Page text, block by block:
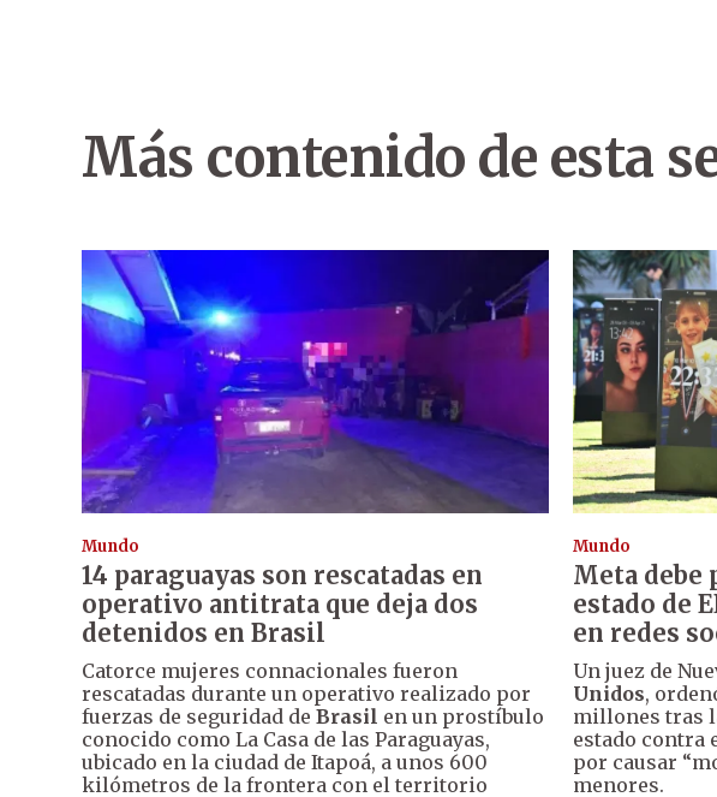
Más contenido de esta
Mundo
14 paraguayas son rescatadas en
operativo antitrata que deja dos
detenidos en Brasil
Catorce mujeres connacionales fueron
rescatadas durante un operativo realizado por
fuerzas de seguridad de Brasil en un prostíbulo
conocido como La Casa de las Paraguayas,
ubicado en la ciudad de Itapoá, a unos 600
kilómetros de la frontera con el territorio
Mundo
Meta debe
estado de
en redes
Un juez de
Unidos,
millones tras
estado contra
por causar
menores.